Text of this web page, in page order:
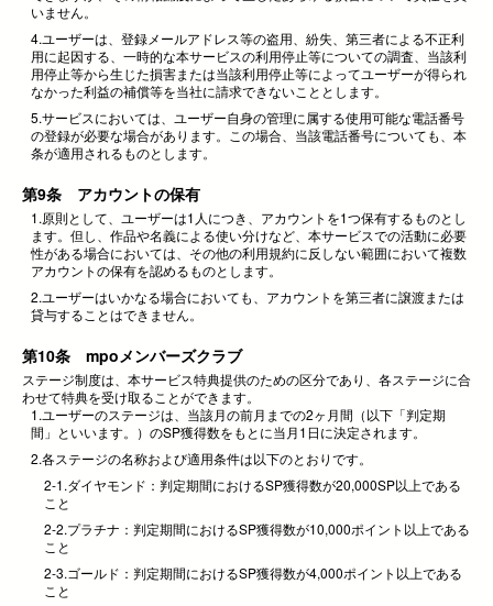
いません。
4.ユーザーは、登録メールアドレス等の盗用、紛失、第三者による不正利
用に起因する、一時的な本サービスの利用停止等についての調査、当該利
用停止等から生じた損害または当該利用停止等によってユーザーが得られ
なかった利益の補償等を当社に請求できないこととします。
5.サービスにおいては、ユーザー自身の管理に属する使用可能な電話番号
の登録が必要な場合があります。この場合、当該電話番号についても、本
条が適用されるものとします。
第9条 アカウントの保有
1.原則として、ユーザーは1人につき、アカウントを1つ保有するものとし
ます。但し、作品や名義による使い分けなど、本サービスでの活動に必要
性がある場合においては、その他の利用規約に反しない範囲において複数
アカウントの保有を認めるものとします。
2.ユーザーはいかなる場合においても、アカウントを第三者に譲渡または
貸与することはできません。
第10条 mpoメンバーズクラブ
ステージ制度は、本サービス特典提供のための区分であり、各ステージに合
わせて特典を受け取ることができます。
1.ユーザーのステージは、当該月の前月までの2ヶ月間（以下「判定期
間」といいます。）のSP獲得数をもとに当月1日に決定されます。
2.各ステージの名称および適用条件は以下のとおりです。
2-1.ダイヤモンド：判定期間におけるSP獲得数が20,000SP以上である
こと
2-2.プラチナ：判定期間におけるSP獲得数が10,000ポイント以上である
こと
2-3.ゴールド：判定期間におけるSP獲得数が4,000ポイント以上である
こと